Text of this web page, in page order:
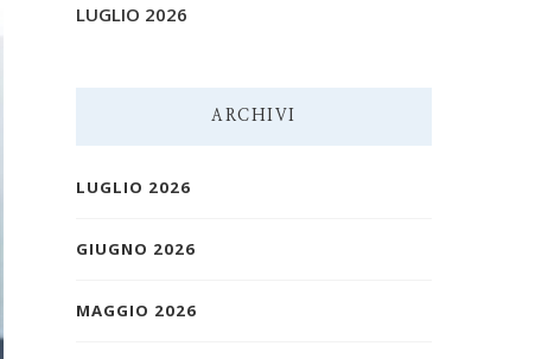
LUGLIO 2026
ARCHIVI
LUGLIO 2026
GIUGNO 2026
MAGGIO 2026